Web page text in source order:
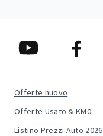
Offerte nuovo
Offerte Usato & KM0
Listino Prezzi Auto 2026